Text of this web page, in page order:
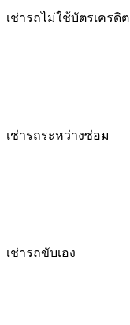
เช่ารถไม่ใช้บัตรเครดิต
เช่ารถระหว่างซ่อม
เช่ารถขับเอง